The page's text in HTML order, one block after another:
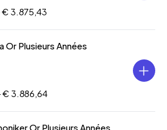
€ 3.875,43
Or Plusieurs Années
€ 3.886,64
Or Plusieurs Années